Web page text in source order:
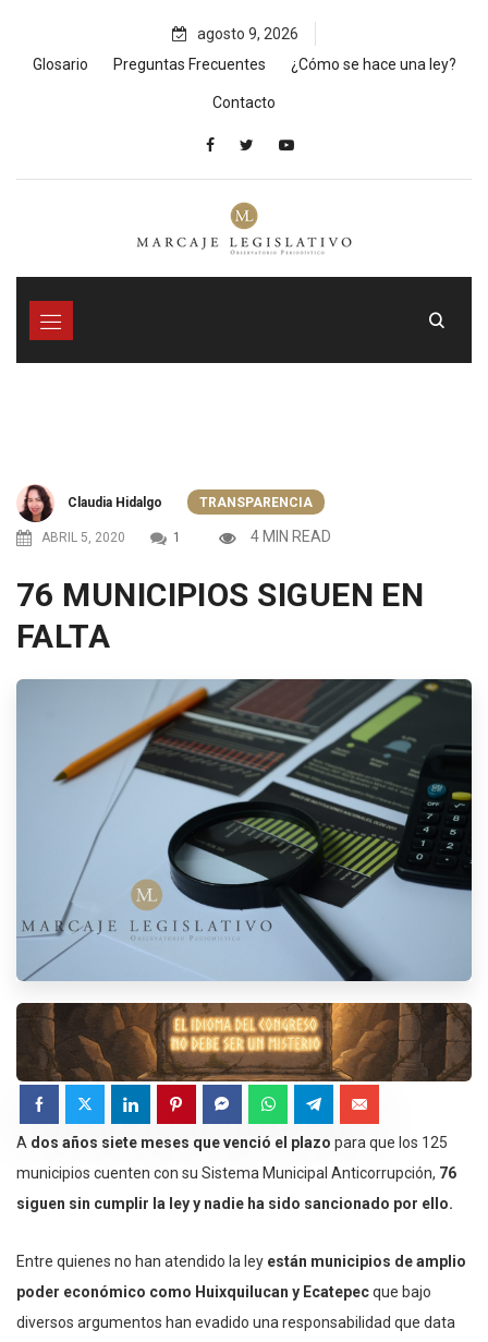
content
agosto 9, 2026
Glosario
Preguntas Frecuentes ¿Cómo se hace una ley?
Contacto
Claudia Hidalgo TRANSPARENCIA
ABRIL 5, 2020 1 4 MIN READ
76 MUNICIPIOS SIGUEN EN
FALTA
A dos años siete meses que venció el plazo para que los 125
municipios cuenten con su Sistema Municipal Anticorrupción, 76
siguen sin cumplir la ley y nadie ha sido sancionado por ello.
Entre quienes no han atendido la ley están municipios de amplio
poder económico como Huixquilucan y Ecatepecque bajo
diversos argumentos han evadido una responsabilidad que data